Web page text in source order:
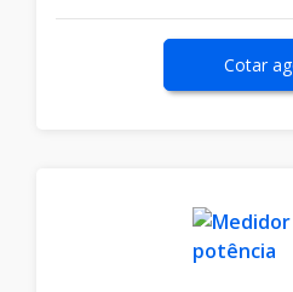
Cotar